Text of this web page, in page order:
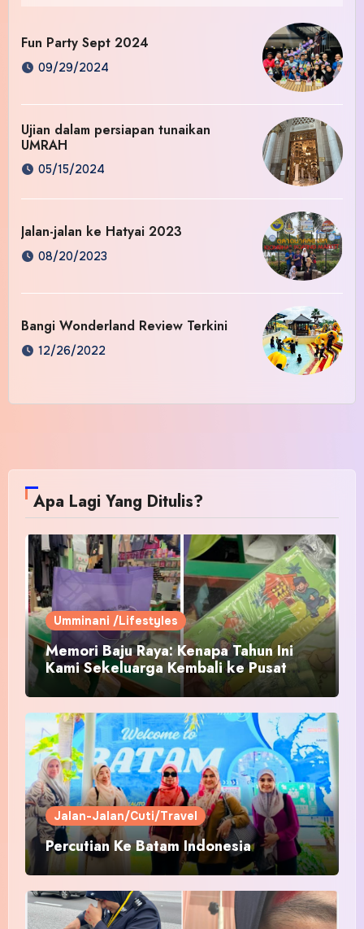
Fun Party Sept 2024
09/29/2024
Ujian dalam persiapan tunaikan
UMRAH
05/15/2024
Jalan-jalan ke Hatyai 2023
08/20/2023
Bangi Wonderland Review Terkini
12/26/2022
Apa Lagi Yang Ditulis?
Umminani /Lifestyles
Memori Baju Raya: Kenapa Tahun Ini
Kami Sekeluarga Kembali ke Pusat
Pakaian Hari-Hari?
Jalan-Jalan/Cuti/Travel
Percutian Ke Batam Indonesia